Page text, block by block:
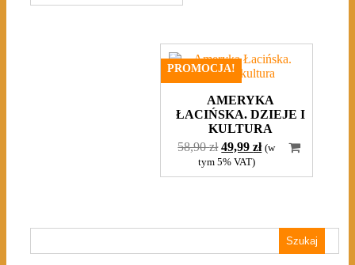
PROMOCJA!
AMERYKA
ŁACIŃSKA. DZIEJE I
KULTURA
58,90zł Pierwotna
cena
wynosiła:
49,99złAktualna
wynosi:
(w
tym 5% VAT)